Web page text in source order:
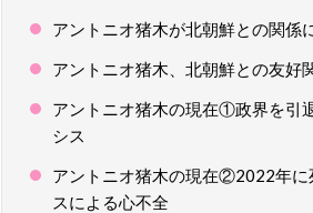
アントニオ猪木が北朝鮮との関係
アントニオ猪木、北朝鮮との友好
アントニオ猪木の現在①政界を引
シス
アントニオ猪木の現在②2022年に
スによる心不全